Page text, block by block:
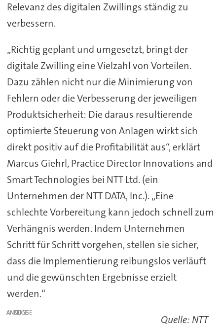
Relevanz des digitalen Zwillings ständig zu
verbessern.
„Richtig geplant und umgesetzt, bringt der
digitale Zwilling eine Vielzahl von Vorteilen.
Dazu zählen nicht nur die Minimierung von
Fehlern oder die Verbesserung der jeweiligen
Produktsicherheit: Die daraus resultierende
optimierte Steuerung von Anlagen wirkt sich
direkt positiv auf die Profitabilität aus“, erklärt
Marcus Giehrl, Practice Director Innovations and
Smart Technologies bei NTT Ltd. (ein
Unternehmen der NTT DATA, Inc.). „Eine
schlechte Vorbereitung kann jedoch schnell zum
Verhängnis werden. Indem Unternehmen
Schritt für Schritt vorgehen, stellen sie sicher,
dass die Implementierung reibungslos verläuft
und die gewünschten Ergebnisse erzielt
werden.“
ANZEIGE
Quelle: NTT